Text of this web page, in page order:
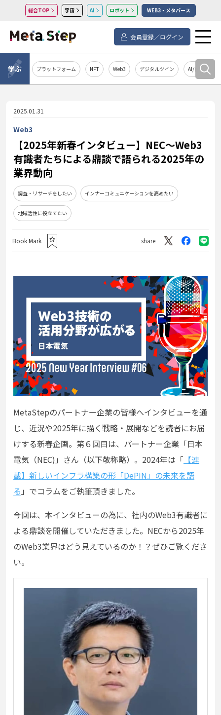
総合TOP 宇宙 AI ロボット WEB3・メタバース
会員登録／ログイン
学ぶ プラットフォーム NFT Web3 デジタルツイン AI/自然言語処
2025.01.31
Web3
【2025年新春インタビュー】NEC～Web3
有識者たちによる鼎談で語られる2025年の
業界動向
調査・リサーチをしたい インナーコミュニケーションを高めたい
地域活性に役立てたい
Book Mark share
MetaStepのパートナー企業の皆様へインタビューを通
じ、近況や2025年に描く戦略・展開などを読者にお届
けする新春企画。第６回目は、パートナー企業「日本
電気（NEC)」さん（以下敬称略）。2024年は「 【連
載】新しいインフラ構築の形「DePIN」の未来を語
る 」でコラムをご執筆頂きました。
今回は、本インタビューの為に、社内のWeb3有識者に
よる鼎談を開催していただきました。NECから2025年
のWeb3業界はどう見えているのか！？ぜひご覧くださ
い。